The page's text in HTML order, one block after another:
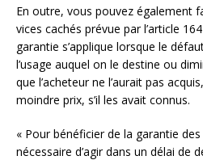
En outre, vous pouvez également
vices cachés prévue par l’article
garantie s’applique lorsque le
l’usage auquel on le destine ou
que l’acheteur ne l’aurait pas
moindre prix, s’il les avait connus.
« Pour bénéficier de la garantie
nécessaire d’agir dans un délai de